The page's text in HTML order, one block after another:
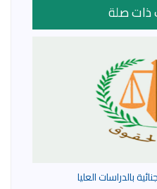
صلة
بالدراسات العليا